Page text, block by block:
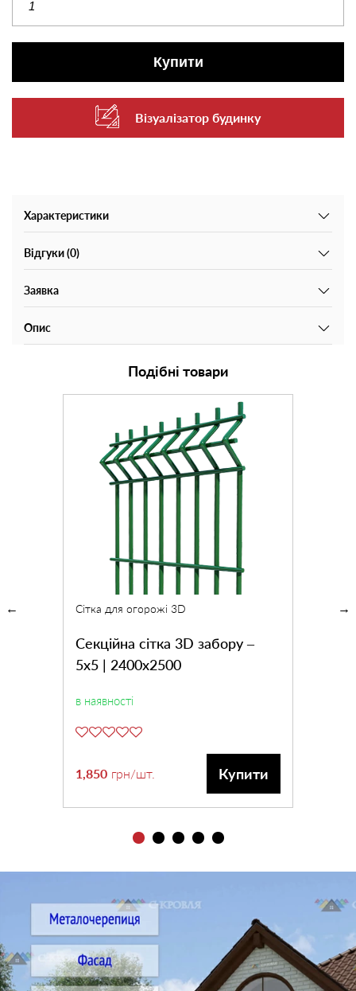
Купити
Візуалізатор будинку
Характеристики
Відгуки (0)
Заявка
Опис
Подібні товари
Сітка для огорожі 3D
Секційна сітка 3D забору –
5х5 | 2400х2500
в наявності
1,850 грн/шт. Купити